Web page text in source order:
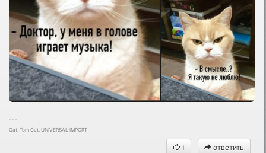
---
Cat. Tom Cat. UNIVERSAL IMPORT
1 ответить